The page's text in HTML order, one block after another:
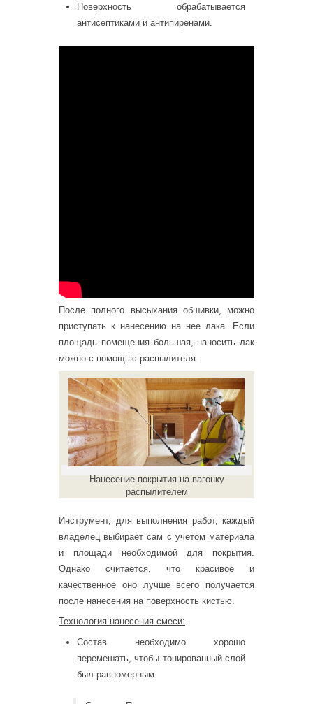
Поверхность обрабатывается
антисептиками и антипиренами.
После полного высыхания обшивки, можно
приступать к нанесению на нее лака. Если
площадь помещения большая, наносить лак
можно с помощью распылителя.
Нанесение покрытия на вагонку
распылителем
Инструмент, для выполнения работ, каждый
владелец выбирает сам с учетом материала
и площади необходимой для покрытия.
Однако считается, что красивое и
качественное оно лучше всего получается
после нанесения на поверхность кистью.
Технология нанесения смеси:
Состав необходимо хорошо
перемешать, чтобы тонированный слой
был равномерным.